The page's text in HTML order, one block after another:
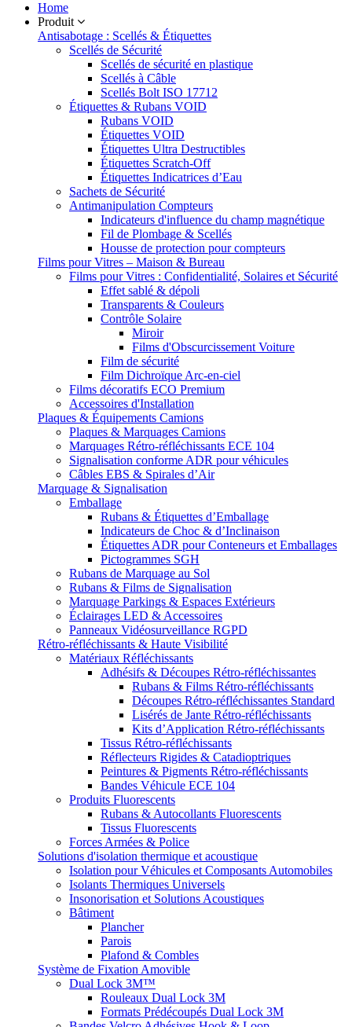
Home
Produit
Antisabotage : Scellés & Étiquettes
Scellés de Sécurité
Scellés de sécurité en plastique
Scellés à Câble
Scellés Bolt ISO 17712
Étiquettes & Rubans VOID
Rubans VOID
Étiquettes VOID
Étiquettes Ultra Destructibles
Étiquettes Scratch-Off
Étiquettes Indicatrices d’Eau
Sachets de Sécurité
Antimanipulation Compteurs
Indicateurs d'influence du champ magnétique
Fil de Plombage & Scellés
Housse de protection pour compteurs
Films pour Vitres – Maison & Bureau
Films pour Vitres : Confidentialité, Solaires et Sécurité
Effet sablé & dépoli
Transparents & Couleurs
Contrôle Solaire
Miroir
Films d'Obscurcissement Voiture
Film de sécurité
Film Dichroïque Arc-en-ciel
Films décoratifs ECO Premium
Accessoires d'Installation
Plaques & Équipements Camions
Plaques & Marquages Camions
Marquages Rétro-réfléchissants ECE 104
Signalisation conforme ADR pour véhicules
Câbles EBS & Spirales d’Air
Marquage & Signalisation
Emballage
Rubans & Étiquettes d’Emballage
Indicateurs de Choc & d’Inclinaison
Étiquettes ADR pour Conteneurs et Emballages
Pictogrammes SGH
Rubans de Marquage au Sol
Rubans & Films de Signalisation
Marquage Parkings & Espaces Extérieurs
Éclairages LED & Accessoires
Panneaux Vidéosurveillance RGPD
Rétro-réfléchissants & Haute Visibilité
Matériaux Réfléchissants
Adhésifs & Découpes Rétro-réfléchissantes
Rubans & Films Rétro-réfléchissants
Découpes Rétro-réfléchissantes Standard
Lisérés de Jante Rétro-réfléchissants
Kits d’Application Rétro-réfléchissants
Tissus Rétro-réfléchissants
Réflecteurs Rigides & Catadioptriques
Peintures & Pigments Rétro-réfléchissants
Bandes Véhicule ECE 104
Produits Fluorescents
Rubans & Autocollants Fluorescents
Tissus Fluorescents
Forces Armées & Police
Solutions d'isolation thermique et acoustique
Isolation pour Véhicules et Composants Automobiles
Isolants Thermiques Universels
Insonorisation et Solutions Acoustiques
Bâtiment
Plancher
Parois
Plafond & Combles
Système de Fixation Amovible
Dual Lock 3M™
Rouleaux Dual Lock 3M
Formats Prédécoupés Dual Lock 3M